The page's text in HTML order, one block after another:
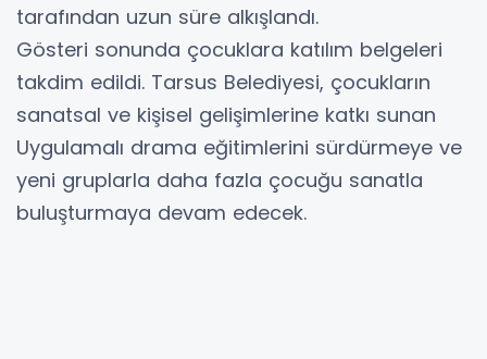
tarafından uzun süre alkışlandı.
Gösteri sonunda çocuklara katılım belgeleri
takdim edildi. Tarsus Belediyesi, çocukların
sanatsal ve kişisel gelişimlerine katkı sunan
Uygulamalı drama eğitimlerini sürdürmeye ve
yeni gruplarla daha fazla çocuğu sanatla
buluşturmaya devam edecek.